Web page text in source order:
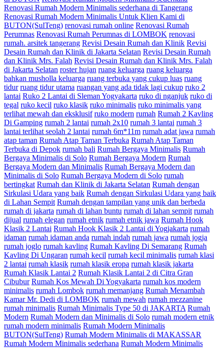
Renovasi Rumah Modern Minimalis sederhana di Tangerang
Renovasi Rumah Modern Minimalis Untuk Klien Kami di
BUTON(SulTeng) renovasi rumah online Renovasi Rumah
Perumnas Renovasi Rumah Perumnas di LOMBOK renovasi
rumah. arsitek tangerang Revisi Desain Rumah dan Klinik Revisi
Desain Rumah dan Klinik di Jakarta Selatan Revisi Desain Rumah
dan Klinik Mrs. Falah Revisi Desain Rumah dan Klinik Mrs. Falah
di Jakarta Selatan roster hujan ruang keluarga ruang keluarga
bahkan musholla keluarga ruang terbuka yang cukup luas ruang
tidur ruang tidur utama ruangan yang ada tidak lagi cukup ruko 2
lantai Ruko 2 Lantai di Sleman Yogyakarta ruko di nganjuk ruko di
tegal ruko kecil ruko klasik ruko minimalis ruko minimalis yang
terlihat mewah dan eksklusif ruko modern rumah Rumah 2 Kavling
Di Gamping rumah 2 lantai rumah 2x10 rumah 3 lantai rumah 3
lantai terlihat seolah 2 lantai rumah 6m*11m rumah adat jawa rumah
atap taman Rumah Atap Taman Terbuka Rumah Atap Taman
Terbuka di Depok rumah bali Rumah Bergaya Minimalis Rumah
Bergaya Minimalis di Solo Rumah Bergaya Modern Rumah
Bergaya Modern dan Minimalis Rumah Bergaya Modern dan
Minimalis di Solo Rumah Bergaya Modern di Solo rumah
bertingkat Rumah dan Klinik di Jakarta Selatan Rumah dengan
Sirkulasi Udara yang baik Rumah dengan Sirkulasi Udara yang baik
di Lahan Sempit Rumah dengan tampilan yang unik dan berbeda
rumah di jakarta rumah di lahan buntu rumah di lahan sempit rumah
dijual rumah elegan rumah etnik rumah etnik jawa Rumah Hook
Klasik 2 Lantai Rumah Hook Klasik 2 Lantai di Yogjakarta rumah
idaman rumah idaman anda rumah indah rumah jawa rumah jogja
rumah joglo rumah kavling Rumah Kavling Di Semarang Rumah
Kavling Di Ungaran rumah kecil rumah kecil minimalis rumah klasi
2 lantai rumah klasik rumah klasik eropa rumah klasik jakarta
Rumah Klasik Lantai 2 Rumah Klasik Lantai 2 di Citra Gran
Cibubur Rumah Kos Mewah Di Yogyakarta rumah kos modern
minimalis rumah Lombok rumah memanjang Rumah Menambah
Kamar Mr. Dedi di LOMBOK rumah mewah rumah mezzanine
rumah minimalis Rumah Minimalis Type 50 di JAKARTA Rumah
Modern Rumah Modern dan Minimalis di Solo rumah modern etnik
rumah modern minimalis Rumah Modern Minimalis
BUTON(SulTeng) Rumah Modern Minimalis di MAKASSAR
Rumah Modern Minimalis sederhana Rumah Modern Minimalis